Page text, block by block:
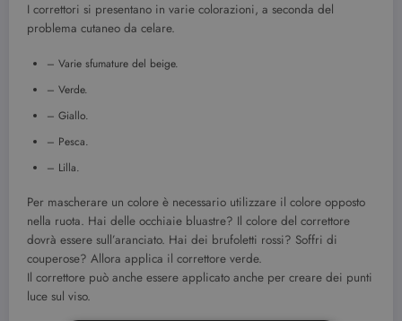
I correttori si presentano in varie colorazioni, a seconda del
problema cutaneo da celare.
– Varie sfumature del beige.
– Verde.
– Giallo.
– Pesca.
– Lilla.
Per mascherare un colore è necessario utilizzare il colore opposto
nella ruota. Hai delle occhiaie bluastre? Il colore del correttore
dovrà essere sull’aranciato. Hai dei brufoletti rossi? Soffri di
couperose? Allora applica il correttore verde.
Il correttore può anche essere applicato anche per creare dei punti
luce sul viso.